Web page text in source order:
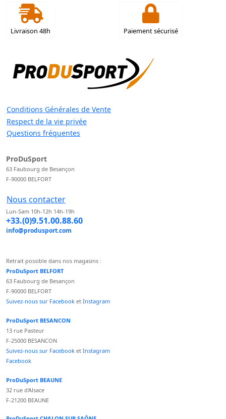
Livraison 48h Paiement sécurisé
Conditions Générales de Vente
Respect de la vie privée
Questions fréquentes
ProDuSport
63 Faubourg de Besançon
F-90000 BELFORT
Nous contacter
Lun-Sam 10h-12h 14h-19h
+33.(0)9.51.00.88.60
info@produsport.com
Retrait possible dans nos magasins :
ProDuSport BELFORT
63 Faubourg de Besançon
F-90000 BELFORT
Suivez-nous sur Facebook et Instagram
ProDuSport BESANCON
13 rue Pasteur
F-25000 BESANCON
Suivez-nous sur Facebook et Instagram
Facebook
ProDuSport BEAUNE
32 rue d'Alsace
F-21200 BEAUNE